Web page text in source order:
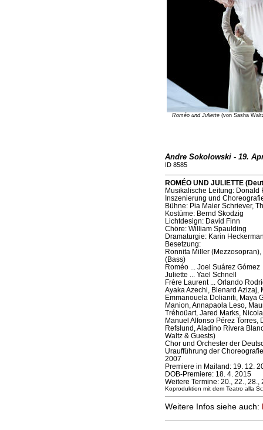
Roméo und Juliette(von Sasha
Andre Sokolowski - 19.
ID 8585
ROMÉO UND JULIETTE
Musikalische Leitung: Donald
Inszenierung und
Bühne: Pia Maier Schriever,
Kostüme: Bernd Skodzig
Lichtdesign: David Finn
Chöre: William Spaulding
Dramaturgie: Karin
Besetzung:
Ronnita Miller
(Bass)
Roméo ... Joel Suárez Gómez
Juliette ... Yael Schnell
Frère Laurent ... Orlando
Ayaka Azechi, Blenard
Emmanouela Dolianiti, Maya
Manion, Annapaola Leso,
Tréhoüart, Jared Marks,
Manuel Alfonso Pérez
Refslund, Aladino Rivera
Waltz & Guests)
Chor und Orchester der
Uraufführung der
2007
Premiere in Mailand: 19. 12.
DOB-Premiere: 18. 4. 2015
Weitere Termine: 20., 22., 28.,
Koproduktion mit dem Teatro alla
Weitere Infos siehe auch: